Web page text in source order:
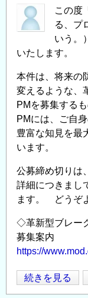
て
の
境
学
都
基
盤
境
学
技
術
職
員
（土
木）
公
この度
る、プ
いう。
いたします。
本件は、将来の
変えるような、
PMを募集するも
PMには、ご自
豊富な知見を最
います。
公募締め切り
詳細につきまし
ます。 どうぞ
◇革新型ブレー
募集案内
https://
防
衛
続きを見る